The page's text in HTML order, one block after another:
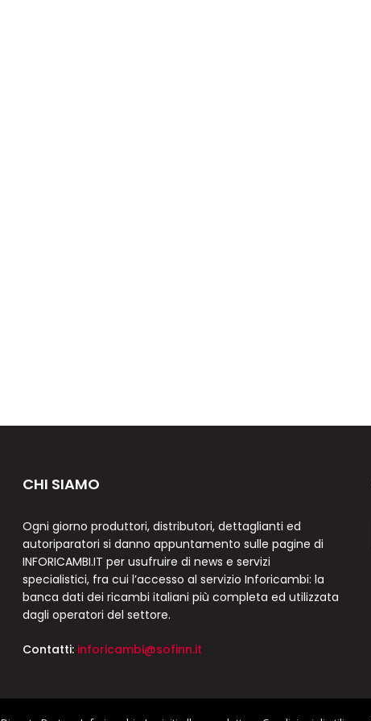
CHI SIAMO
Ogni giorno produttori, distributori, dettaglianti ed
autoriparatori si danno appuntamento sulle pagine di
INFORICAMBI.IT per usufruire di news e servizi
specialistici, fra cui l’accesso al servizio Inforicambi: la
banca dati dei ricambi italiani più completa ed utilizzata
dagli operatori del settore.
Contatti: inforicambi@sofinn.it